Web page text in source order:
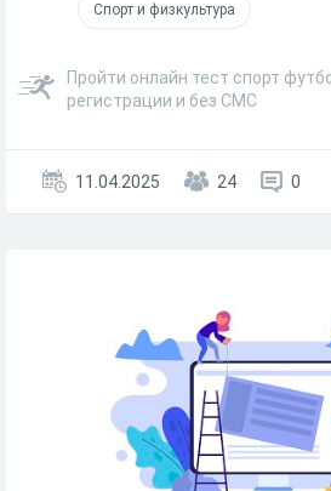
Спорт и физкультура
Пройти онлайн тест спорт
регистрации и без СМС
11.04.2025 24 0